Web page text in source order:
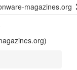
magazines.org